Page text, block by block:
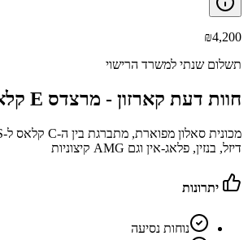
₪4,200
תשלום שנתי למשרד הרישוי
חוות דעת קארזון - מרצדס E קלאס קבריו
דיזל, בנזין, פלאג-אין וגם AMG קיצוניות
יתרונות
נוחות נסיעה